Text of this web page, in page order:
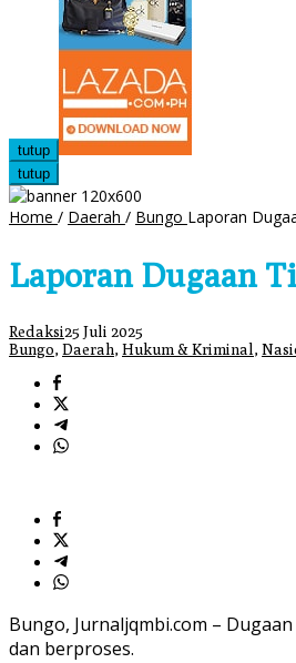
tutup
tutup
Home / Daerah / Bungo Laporan
Laporan Dugaan
Redaksi25 Juli 2025
Bungo, Daerah, Hukum & Kriminal ,
Bungo, Jurnaljqmbi.com –
dan berproses.